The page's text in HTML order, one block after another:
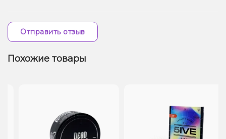
Отправить отзыв
Похожие товары